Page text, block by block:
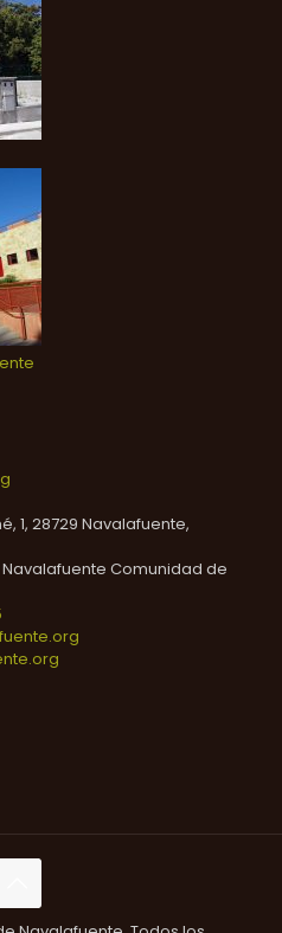
1, 28729 Navalafuente,
Navalafuente Comunidad de